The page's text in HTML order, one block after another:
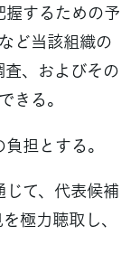
するための予
ど当該組織の
、およびその
きる。
担とする。
て、代表候補
極力聴取し、